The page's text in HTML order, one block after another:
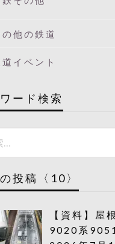
の他の鉄道
道イベント
ード検索
投稿〈10〉
【資料】屋
9020系